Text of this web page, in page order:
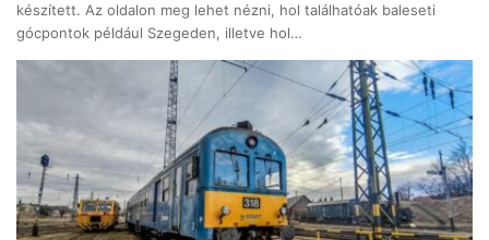
készített. Az oldalon meg lehet nézni, hol találhatóak baleseti
gócpontok például Szegeden, illetve hol…